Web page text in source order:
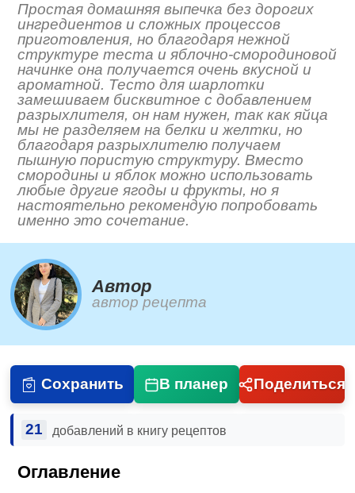
Простая домашняя выпечка без дорогих
ингредиентов и сложных процессов
приготовления, но благодаря нежной
структуре теста и яблочно-смородиновой
начинке она получается очень вкусной и
ароматной. Тесто для шарлотки
замешиваем бисквитное с добавлением
разрыхлителя, он нам нужен, так как яйца
мы не разделяем на белки и желтки, но
благодаря разрыхлителю получаем
пышную пористую структуру. Вместо
смородины и яблок можно использовать
любые другие ягоды и фрукты, но я
настоятельно рекомендую попробовать
именно это сочетание.
Автор
автор рецепта
Сохранить В планер Поделиться
21 добавлений в книгу рецептов
Оглавление